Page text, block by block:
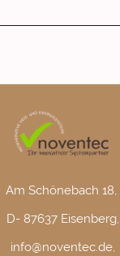
Am Schönebach 18,
D- 87637 Eisenberg,
info@noventec.de,